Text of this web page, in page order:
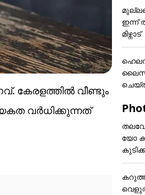
കേരളത്തില്‍ വീണ്ടും
വര്‍ധിക്കുന്നത്
ഇന്ന്
മിഴ്നാട്
യോ